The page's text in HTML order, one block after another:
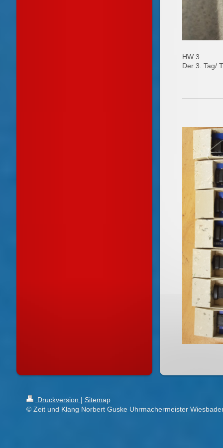
HW 3
Der 3. Tag/
Druckversion | Sitemap
© Zeit und Klang Norbert Guske Uhrmachermeister